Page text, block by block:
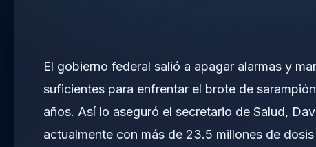
El gobierno federal salió a apagar alarmas y
suficientes para enfrentar el brote de
años. Así lo aseguró el secretario de Salud,
actualmente con más de 23.5 millones de